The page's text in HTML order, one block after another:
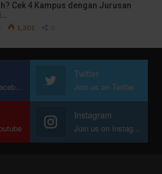
Cek 4 Kampus dengan Jurusan
1,301
Join us on Facebook
Twitter
Join us on Twitter
Instagram
Join us on Instagram